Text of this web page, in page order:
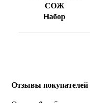
СОЖ
Набор
Отзывы покупателей